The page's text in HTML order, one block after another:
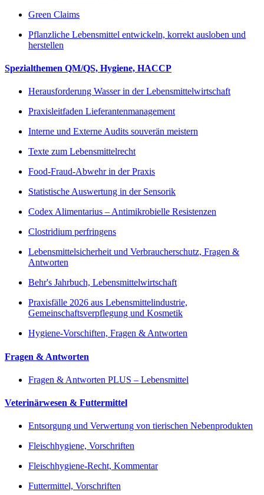
Green Claims
Pflanzliche Lebensmittel entwickeln, korrekt ausloben und
herstellen
Spezialthemen QM/QS, Hygiene, HACCP
Herausforderung Wasser in der Lebensmittelwirtschaft
Praxisleitfaden Lieferantenmanagement
Interne und Externe Audits souverän meistern
Texte zum Lebensmittelrecht
Food-Fraud-Abwehr in der Praxis
Statistische Auswertung in der Sensorik
Codex Alimentarius – Antimikrobielle Resistenzen
Clostridium perfringens
Lebensmittelsicherheit und Verbraucherschutz, Fragen &
Antworten
Behr's Jahrbuch, Lebensmittelwirtschaft
Praxisfälle 2026 aus Lebensmittelindustrie,
Gemeinschaftsverpflegung und Kosmetik
Hygiene-Vorschiften, Fragen & Antworten
Fragen & Antworten
Fragen & Antworten PLUS – Lebensmittel
Veterinärwesen & Futtermittel
Entsorgung und Verwertung von tierischen Nebenprodukten
Fleischhygiene, Vorschriften
Fleischhygiene-Recht, Kommentar
Futtermittel, Vorschriften